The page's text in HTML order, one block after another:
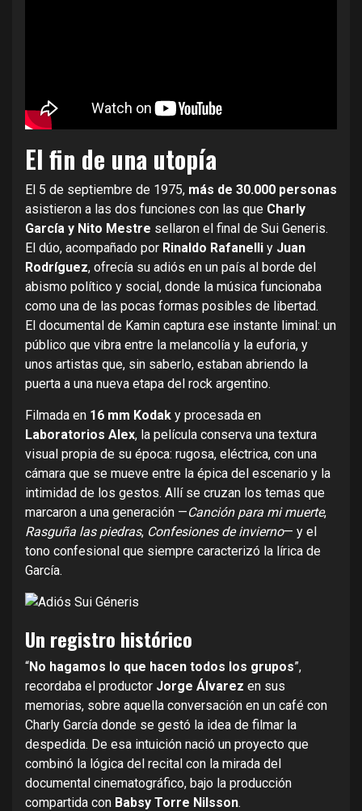
El fin de una utopía
El 5 de septiembre de 1975, más de 30.000 personas
asistieron a las dos funciones con las que Charly
García y Nito Mestre sellaron el final de Sui Generis.
El dúo, acompañado por Rinaldo Rafanelli y Juan
Rodríguez, ofrecía su adiós en un país al borde del
abismo político y social, donde la música funcionaba
como una de las pocas formas posibles de libertad.
El documental de Kamin captura ese instante liminal: un
público que vibra entre la melancolía y la euforia, y
unos artistas que, sin saberlo, estaban abriendo la
puerta a una nueva etapa del rock argentino.
Filmada en 16 mm Kodak y procesada en
Laboratorios Alex, la película conserva una textura
visual propia de su época: rugosa, eléctrica, con una
cámara que se mueve entre la épica del escenario y la
intimidad de los gestos. Allí se cruzan los temas que
marcaron a una generación —Canción para mi muerte,
Rasguña las piedras, Confesiones de invierno— y el
tono confesional que siempre caracterizó la lírica de
García.
Un registro histórico
“No hagamos lo que hacen todos los grupos”,
recordaba el productor Jorge Álvarez en sus
memorias, sobre aquella conversación en un café con
Charly García donde se gestó la idea de filmar la
despedida. De esa intuición nació un proyecto que
combinó la lógica del recital con la mirada del
documental cinematográfico, bajo la producción
compartida con Babsy Torre Nilsson.